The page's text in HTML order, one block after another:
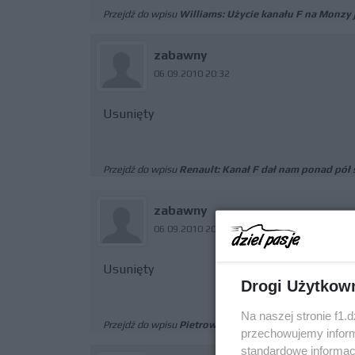
Przejdź do wpisu Williams: Użycie kanału F na
zabawny
06.09.2010 20:32
Usunięty
Przejdź do wpisu Renault: Kanał F dał nam ponad
zabawny
06.09.2010 20:31
Usunięty
Przejdź do wpisu Pietrow: Moim celem są punkty
Drogi
Na naszej stronie
przechowujemy
standardowe